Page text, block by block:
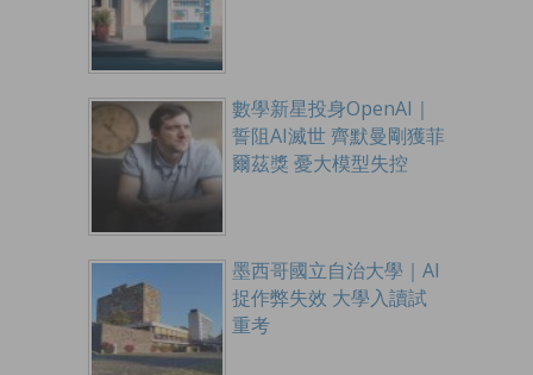
數學新星投身OpenAI｜
誓阻AI滅世 齊默曼剛獲菲
爾茲獎 憂大模型失控
墨西哥國立自治大學｜AI
捉作弊失效 大學入讀試
重考